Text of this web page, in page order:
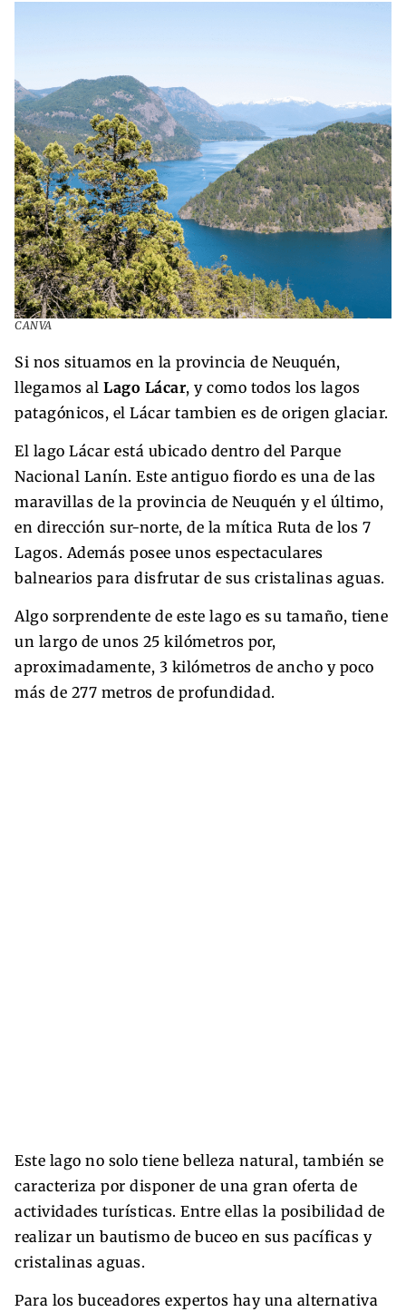
CANVA
Si nos situamos en la provincia de Neuquén,
llegamos al Lago Lácar, y como todos los lagos
patagónicos, el Lácar tambien es de origen glaciar.
El lago Lácar está ubicado dentro del Parque
Nacional Lanín. Este antiguo fiordo es una de las
maravillas de la provincia de Neuquén y el último,
en dirección sur-norte, de la mítica Ruta de los 7
Lagos. Además posee unos espectaculares
balnearios para disfrutar de sus cristalinas aguas.
Algo sorprendente de este lago es su tamaño, tiene
un largo de unos 25 kilómetros por,
aproximadamente, 3 kilómetros de ancho y poco
más de 277 metros de profundidad.
Este lago no solo tiene belleza natural, también se
caracteriza por disponer de una gran oferta de
actividades turísticas. Entre ellas la posibilidad de
realizar un bautismo de buceo en sus pacíficas y
cristalinas aguas.
Para los buceadores expertos hay una alternativa